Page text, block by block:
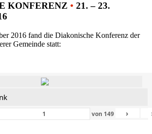
KONFERENZ • 21. – 23.
2016 fand die Diakonische Konferenz der
Gemeinde statt:
von 149 ›